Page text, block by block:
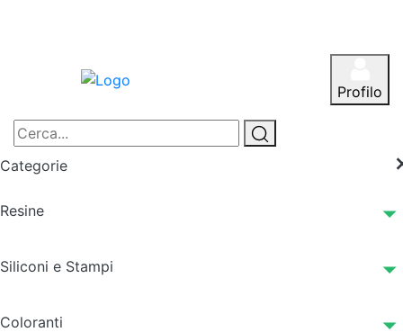
Profilo
Categorie
Resine
Siliconi e Stampi
Coloranti